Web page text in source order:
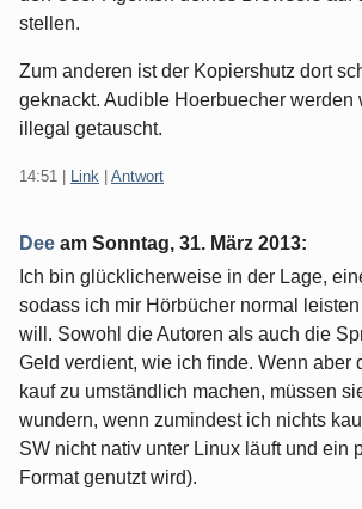
stellen.
Zum anderen ist der Kopiershutz dort
geknackt. Audible Hoerbuecher werden
illegal getauscht.
14:51 Link Antwort
Dee am Sonntag, 31. März 2013:
Ich bin glücklicherweise in der Lage,
sodass ich mir Hörbücher normal
will. Sowohl die Autoren als auch die
Geld verdient, wie ich finde. Wenn aber
kauf zu umständlich machen, müssen
wundern, wenn zumindest ich nichts
SW nicht nativ unter Linux läuft und ein
Format genutzt wird).